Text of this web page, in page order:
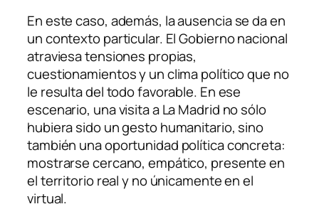
En este caso, además, la ausencia se da en
un contexto particular. El Gobierno nacional
atraviesa tensiones propias,
cuestionamientos y un clima político que no
le resulta del todo favorable. En ese
escenario, una visita a La Madrid no sólo
hubiera sido un gesto humanitario, sino
también una oportunidad política concreta:
mostrarse cercano, empático, presente en
el territorio real y no únicamente en el
virtual.